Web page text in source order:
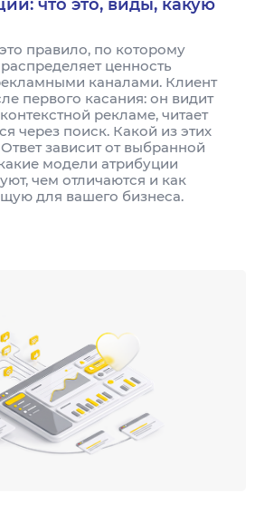
что это, виды, какую
правило, по которому
ценность
каналами. Клиент
первого касания: он видит
рекламе, читает
через поиск. Какой из этих
зависит от выбранной
модели атрибуции
чем отличаются и как
для вашего бизнеса.